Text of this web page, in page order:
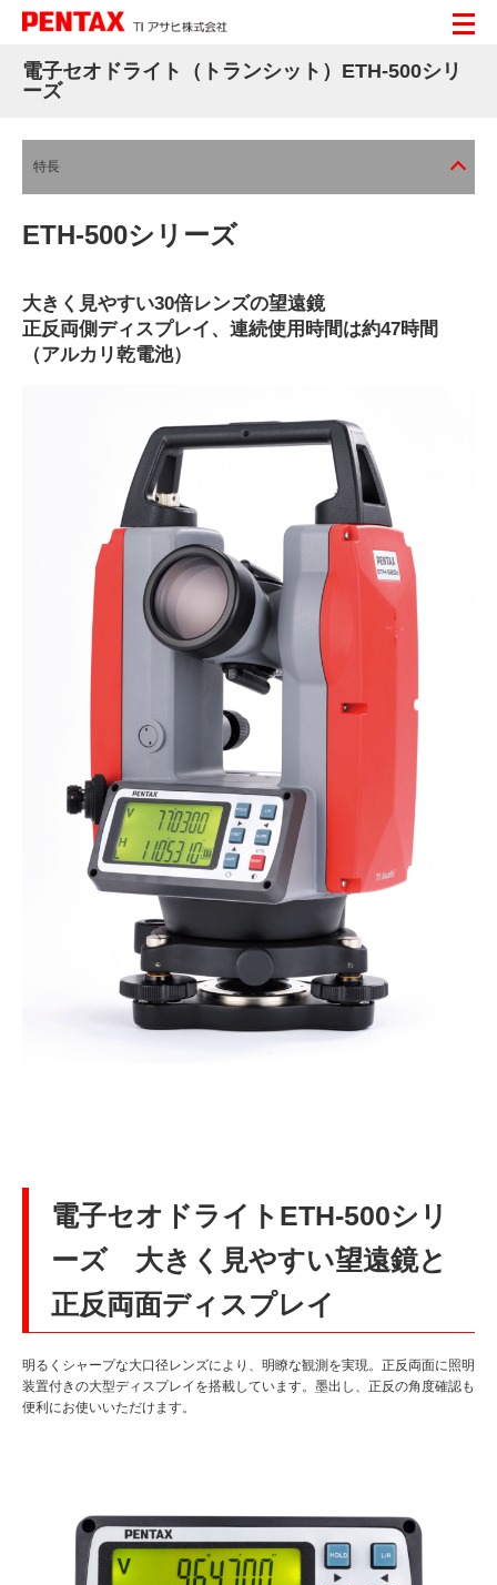
電子セオドライト（トランシット）ETH-500シリ
ーズ
特長
ETH-500シリーズ
大きく見やすい30倍レンズの望遠鏡
正反両側ディスプレイ、連続使用時間は約47時間
（アルカリ乾電池）
電子セオドライトETH-500シリ
ーズ 大きく見やすい望遠鏡と
正反両面ディスプレイ
明るくシャープな大口径レンズにより、明瞭な観測を実現。正反両面に照明
装置付きの大型ディスプレイを搭載しています。墨出し、正反の角度確認も
便利にお使いいただけます。